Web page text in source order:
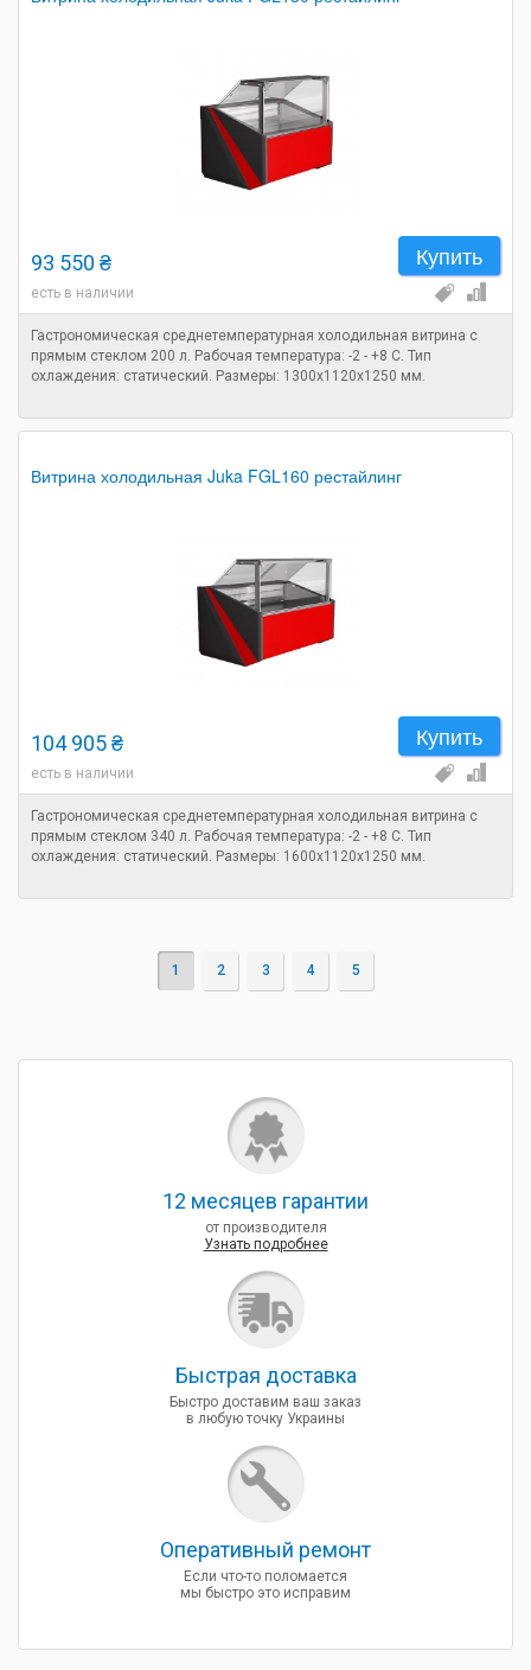
Купить
93 550 ₴
есть в наличии
Гастрономическая среднетемпературная холодильная витрина с
прямым стеклом 200 л. Рабочая температура: -2 - +8 C. Тип
охлаждения: статический. Размеры: 1300х1120х1250 мм.
Витрина холодильная Juka FGL160 рестайлинг
Купить
104 905 ₴
есть в наличии
Гастрономическая среднетемпературная холодильная витрина с
прямым стеклом 340 л. Рабочая температура: -2 - +8 C. Тип
охлаждения: статический. Размеры: 1600х1120х1250 мм.
1 2 3 4 5
12 месяцев гарантии
от производителя
Узнать подробнее
Быcтрая доставка
Быстро доставим ваш заказ
в любую точку Украины
Оперативный ремонт
Если что-то поломается
мы быстро это исправим